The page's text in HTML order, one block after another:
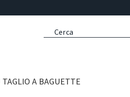
TAGLIO A BAGUETTE